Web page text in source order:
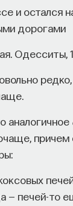
и остался
дорогами
Одесситы,
редко,
аналогичное
причем
— печей-то
чем будет
XV веке:
значило?
читателям
а что это
свою историю
то ее
прямо